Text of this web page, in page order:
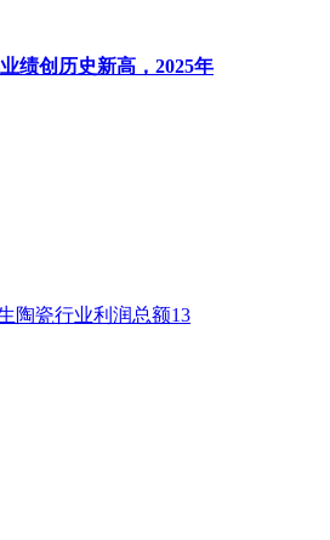
绩创历史新高，2025年
陶瓷行业利润总额13